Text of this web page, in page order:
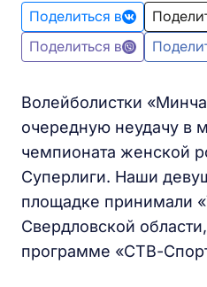
Поделиться в
Поделиться в
Волейболистки
очередную неудачу в
чемпионата женской
Суперлиги. Наши
площадке принимали
Свердловской
программе «СТВ-